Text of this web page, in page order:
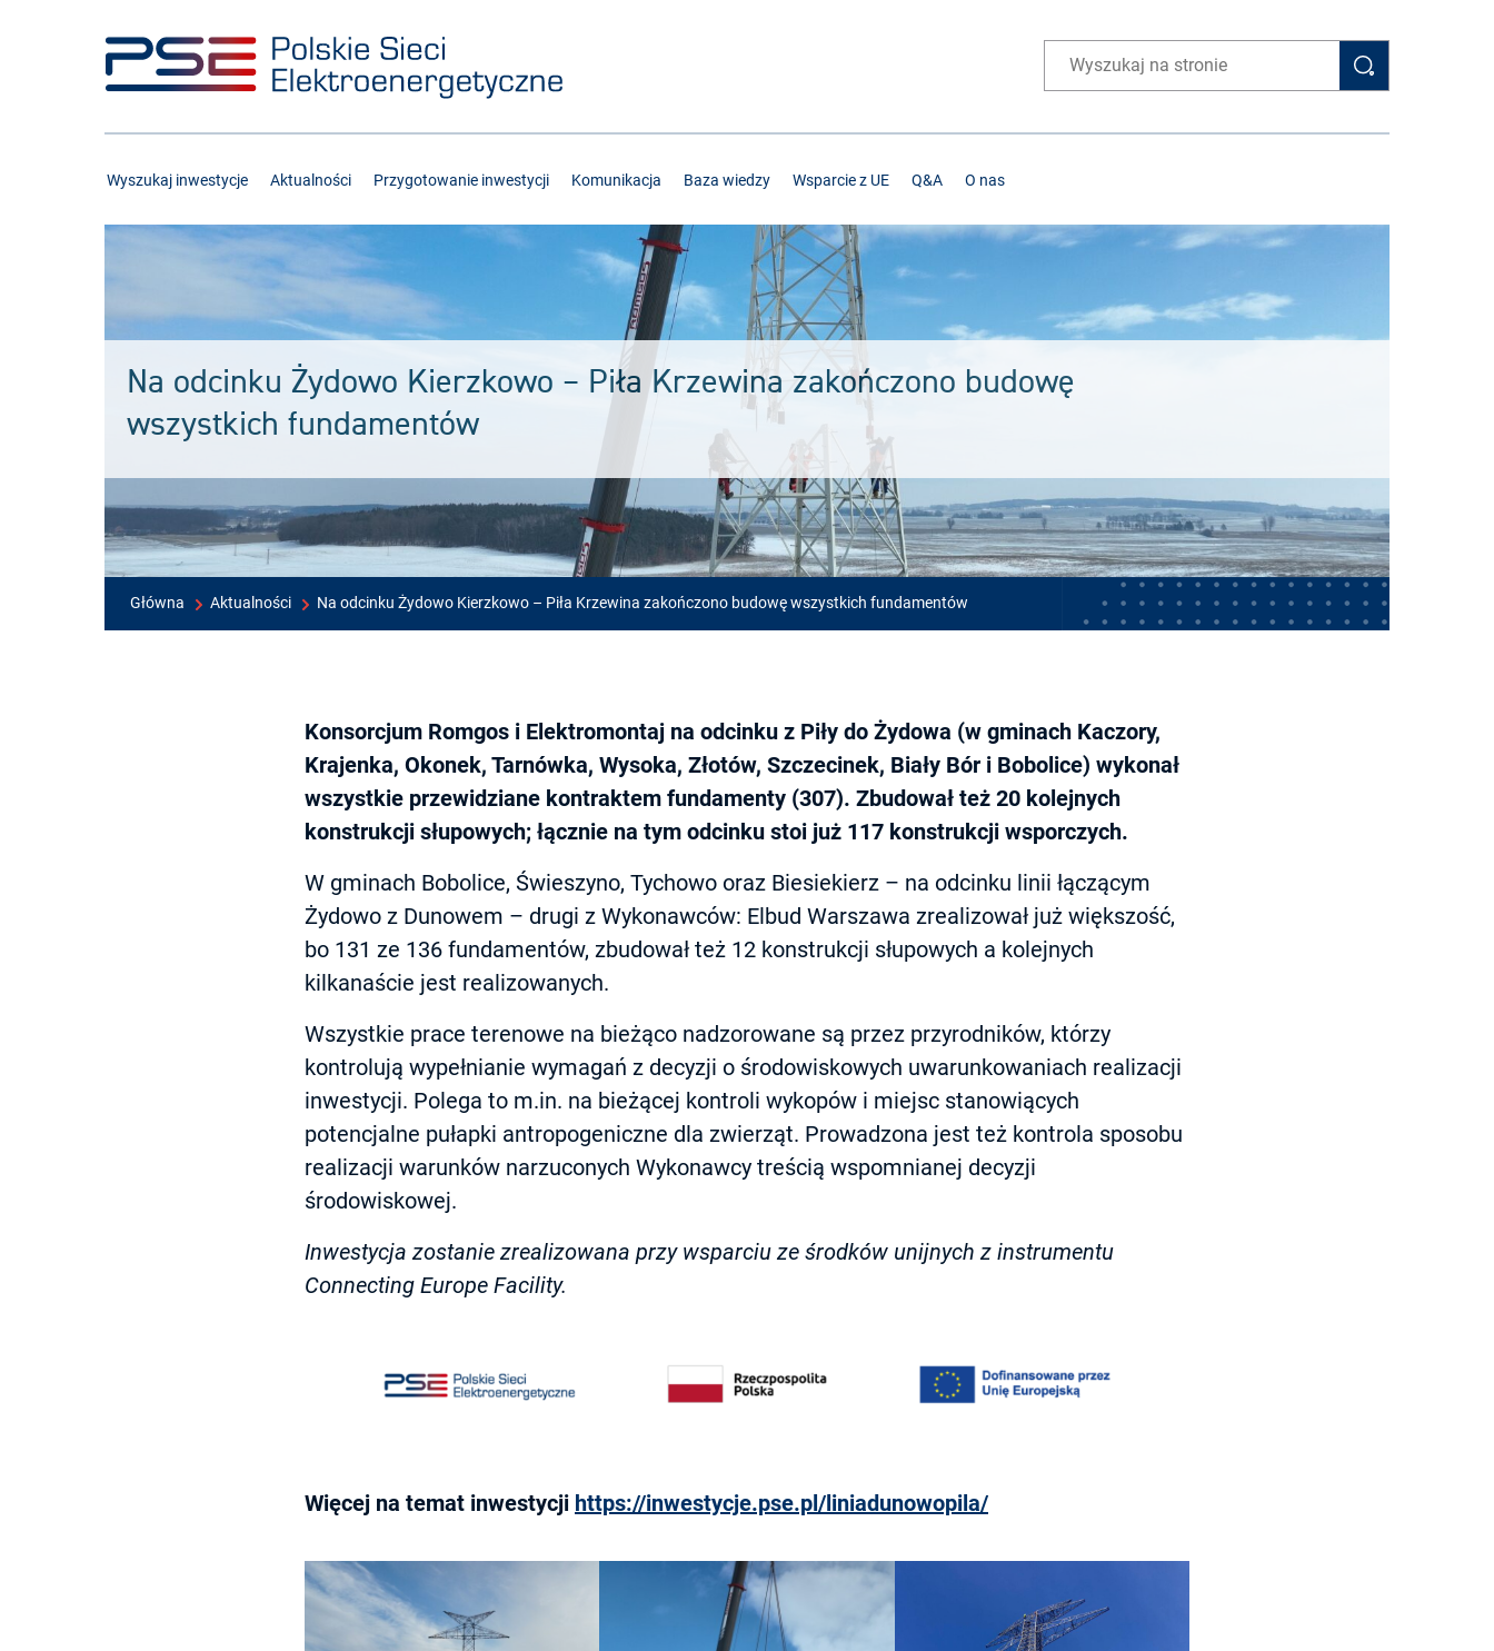
Wpisz wyszukiwaną frazę
Wyszukaj inwestycje Aktualności Przygotowanie inwestycji Komunikacja Baza wiedzy Wsparcie z UE Q&A O nas
Na odcinku Żydowo Kierzkowo – Piła Krzewina zakończono budowę
wszystkich fundamentów
Główna Aktualności Na odcinku Żydowo Kierzkowo – Piła Krzewina zakończono budowę wszystkich fundamentów
Konsorcjum Romgos i Elektromontaj na odcinku z Piły do Żydowa (w gminach Kaczory,
Krajenka, Okonek, Tarnówka, Wysoka, Złotów, Szczecinek, Biały Bór i Bobolice) wykonał
wszystkie przewidziane kontraktem fundamenty (307). Zbudował też 20 kolejnych
konstrukcji słupowych; łącznie na tym odcinku stoi już 117 konstrukcji wsporczych.
W gminach Bobolice, Świeszyno, Tychowo oraz Biesiekierz – na odcinku linii łączącym
Żydowo z Dunowem – drugi z Wykonawców: Elbud Warszawa zrealizował już większość,
bo 131 ze 136 fundamentów, zbudował też 12 konstrukcji słupowych a kolejnych
kilkanaście jest realizowanych.
Wszystkie prace terenowe na bieżąco nadzorowane są przez przyrodników, którzy
kontrolują wypełnianie wymagań z decyzji o środowiskowych uwarunkowaniach realizacji
inwestycji. Polega to m.in. na bieżącej kontroli wykopów i miejsc stanowiących
potencjalne pułapki antropogeniczne dla zwierząt. Prowadzona jest też kontrola sposobu
realizacji warunków narzuconych Wykonawcy treścią wspomnianej decyzji
środowiskowej.
Inwestycja zostanie zrealizowana przy wsparciu ze środków unijnych z instrumentu
Connecting Europe Facility.
Więcej na temat inwestycji https://inwestycje.pse.pl/liniadunowopila/